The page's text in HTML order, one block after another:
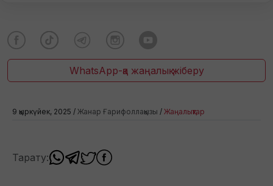
WhatsApp-қа жаңалық жіберу
9 қыркүйек, 2025 / Жанар Ғарифоллақызы / Жаңалықтар
Тарату: